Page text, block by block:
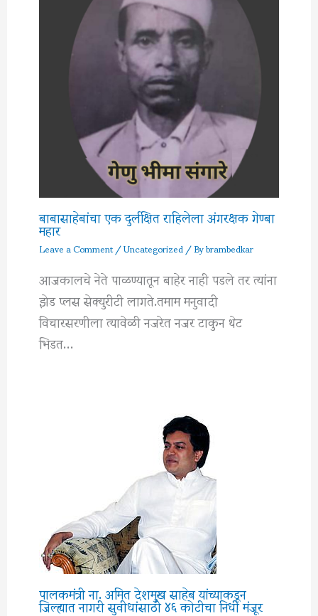
बाबासाहेबांचा एक दुर्लक्षित राहिलेला अंगरक्षक गेण्बा
महार
Leave a Comment/Uncategorized/ Bybrambedkar
आजकालचे नेते पाळण्यातून बाहेर नाही पडले तर त्यांना
झेड प्लस सेक्युरीटी लागते.तमाम मनुवादी
विचारसरणीला त्यावेळी नजरेत नजर टाकुन थेट
भिडत…
पालकमंत्री ना. अमित देशमुख साहेब यांच्याकडून
जिल्ह्यात नागरी सुवीधांसाठी ४६ कोटीचा निधी मंजूर